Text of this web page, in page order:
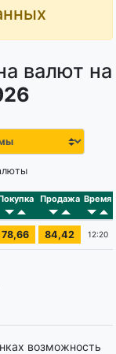
валют на
Продажа Время
78,66 84,42 12:20
возможность